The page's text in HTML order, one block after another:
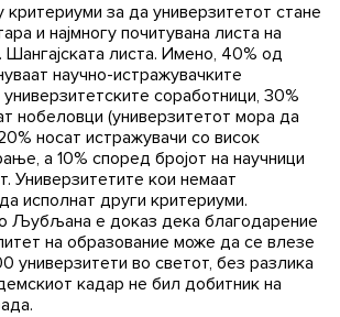
критериуми за да универзитетот стане
и најмногу почитувана листа на
Шангајската листа. Имено, 40% од
научно-истражувачките
соработници, 30%
нобеловци (универзитетот мора да
носат истражувачи со висок
а 10% според бројот на научници
Универзитетите кои немаат
исполнат други критериуми.
Љубљана е доказ дека благодарение
на образование може да се влезе
универзитети во светот, без разлика
кадар не бил добитник на